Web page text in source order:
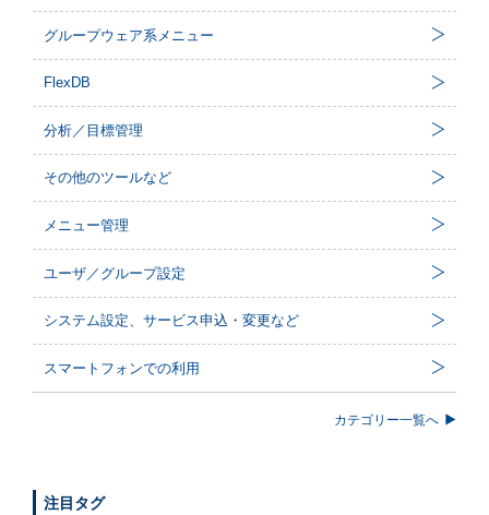
グループウェア系メニュー
FlexDB
分析／目標管理
その他のツールなど
メニュー管理
ユーザ／グループ設定
システム設定、サービス申込・変更など
スマートフォンでの利用
カテゴリー一覧へ
注目タグ